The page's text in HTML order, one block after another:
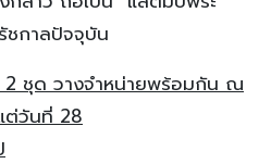
ชกาลปัจจุบัน
2 ชุด วางจำหน่ายพร้อมกัน ณ
ต่วันที่ 28